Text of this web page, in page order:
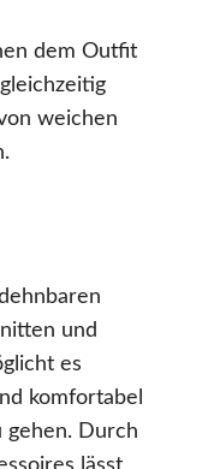
dem Outfit
weichen
und
es
komfortabel
gehen. Durch